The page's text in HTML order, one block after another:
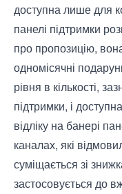
доступна лише для
панелі підтримки
про пропозицію,
одномісячні
рівня в кількості,
підтримки, і
відліку на банері
каналах, які
суміщається зі
застосовується до